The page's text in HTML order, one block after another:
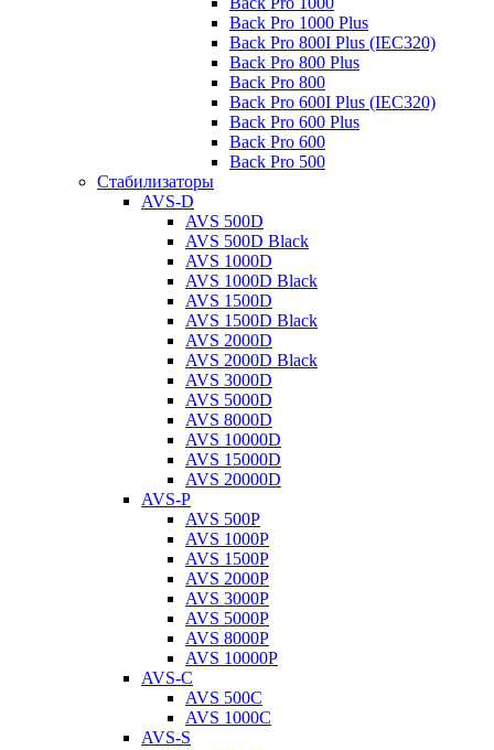
Back Pro 1000 Plus
Back Pro 800I Plus (IEC320)
Back Pro 800 Plus
Back Pro 800
Back Pro 600I Plus (IEC320)
Back Pro 600 Plus
Back Pro 600
Back Pro 500
Стабилизаторы
AVS-D
AVS 500D
AVS 500D Black
AVS 1000D
AVS 1000D Black
AVS 1500D
AVS 1500D Black
AVS 2000D
AVS 2000D Black
AVS 3000D
AVS 5000D
AVS 8000D
AVS 10000D
AVS 15000D
AVS 20000D
AVS-P
AVS 500P
AVS 1000P
AVS 1500P
AVS 2000P
AVS 3000P
AVS 5000P
AVS 8000P
AVS 10000P
AVS-C
AVS 500C
AVS 1000C
AVS-S